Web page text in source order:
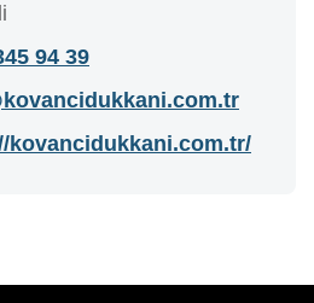
94 39
kovancidukkani.com.tr/